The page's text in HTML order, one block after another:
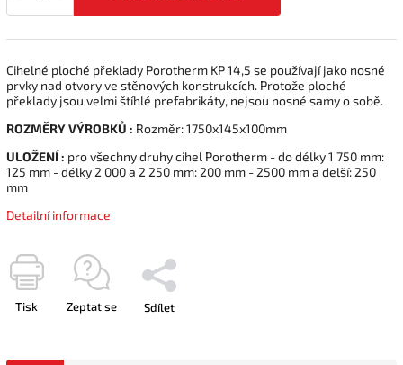
Cihelné ploché překlady Porotherm KP 14,5 se používají jako nosné
prvky nad otvory ve stěnových konstrukcích. Protože ploché
překlady jsou velmi štíhlé prefabrikáty, nejsou nosné samy o sobě.
ROZMĚRY VÝROBKŮ : Rozměr: 1750x145x100mm
ULOŽENÍ : pro všechny druhy cihel Porotherm - do délky 1 750 mm:
125 mm - délky 2 000 a 2 250 mm: 200 mm - 2500 mm a delší: 250
mm
Detailní informace
Tisk Zeptat se Sdílet